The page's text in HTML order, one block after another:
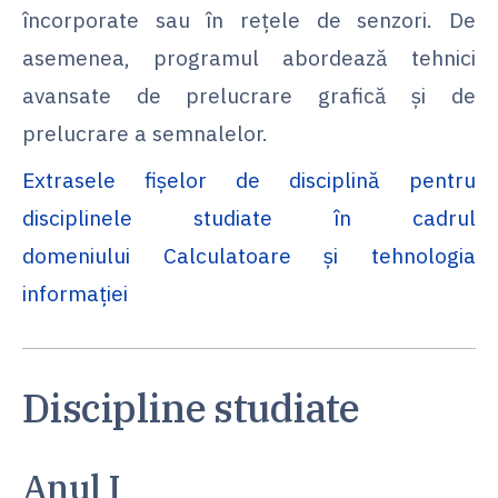
încorporate sau în rețele de senzori. De
asemenea, programul abordează tehnici
avansate de prelucrare grafică și de
prelucrare a semnalelor.
Extrasele fișelor de disciplină pentru
disciplinele studiate în cadrul
domeniului Calculatoare și tehnologia
informației
Discipline studiate
Anul I